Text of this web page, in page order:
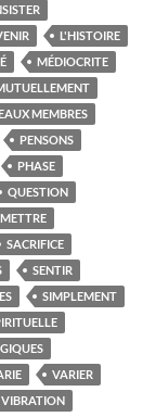
L'HISTOIRE
MÉDIOCRITE
MEMBRES
PENSONS
PHASE
QUESTION
SACRIFICE
SENTIR
SIMPLEMENT
VARIER
VIBRATION